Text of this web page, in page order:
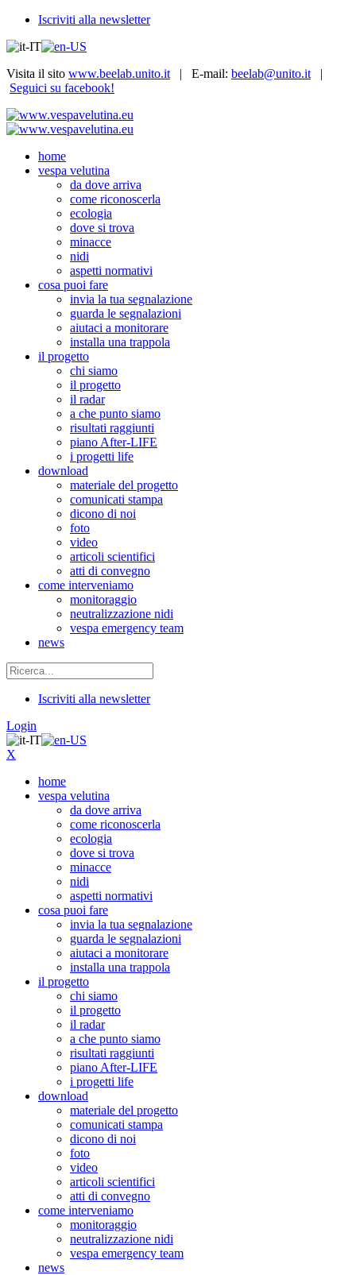
Iscriviti alla newsletter
Visita il sito www.beelab.unito.it | E-mail: beelab@unito.it |
Seguici su facebook!
home
vespa velutina
da dove arriva
come riconoscerla
ecologia
dove si trova
minacce
nidi
aspetti normativi
cosa puoi fare
invia la tua segnalazione
guarda le segnalazioni
aiutaci a monitorare
installa una trappola
il progetto
chi siamo
il progetto
il radar
a che punto siamo
risultati raggiunti
piano After-LIFE
i progetti life
download
materiale del progetto
comunicati stampa
dicono di noi
foto
video
articoli scientifici
atti di convegno
come interveniamo
monitoraggio
neutralizzazione nidi
vespa emergency team
news
Iscriviti alla newsletter
Login
X
home
vespa velutina
da dove arriva
come riconoscerla
ecologia
dove si trova
minacce
nidi
aspetti normativi
cosa puoi fare
invia la tua segnalazione
guarda le segnalazioni
aiutaci a monitorare
installa una trappola
il progetto
chi siamo
il progetto
il radar
a che punto siamo
risultati raggiunti
piano After-LIFE
i progetti life
download
materiale del progetto
comunicati stampa
dicono di noi
foto
video
articoli scientifici
atti di convegno
come interveniamo
monitoraggio
neutralizzazione nidi
vespa emergency team
news